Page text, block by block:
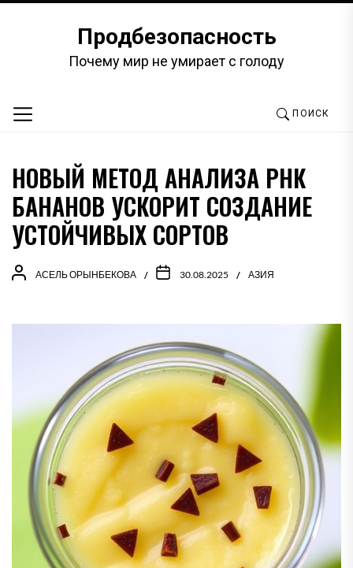
содержимомуПродбезопасность
Почему мир не умирает с голоду
ПОИСК
НОВЫЙ МЕТОД АНАЛИЗА РНК
БАНАНОВ УСКОРИТ СОЗДАНИЕ
УСТОЙЧИВЫХ СОРТОВ
АСЕЛЬ ОРЫНБЕКОВА 30.08.2025 АЗИЯ